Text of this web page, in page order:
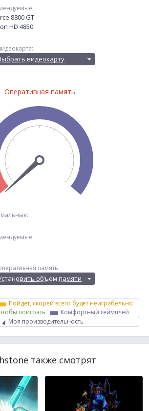
8800 GT
HD 4850
видеокарту
Оперативная память
память:
объем памяти
Пойдет, скорей всего будет неиграбельно
поиграть
Комфортный геймплей
Моя производительность
также смотрят